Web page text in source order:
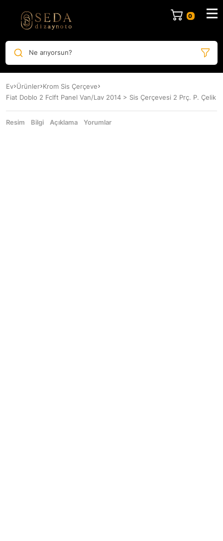
Ne arıyorsun?
Ev Ürünler Krom Sis Çerçeve
Fiat Doblo 2 Fclft Panel Van/Lav 2014 > Sis Çerçevesi 2 Prç. P. Çelik
Resim Bilgi Açıklama Yorumlar